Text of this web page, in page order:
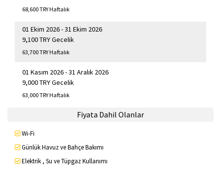
68,600 TRY Haftalık
01 Ekim 2026 - 31 Ekim 2026
9,100 TRY Gecelik
63,700 TRY Haftalık
01 Kasım 2026 - 31 Aralık 2026
9,000 TRY Gecelik
63,000 TRY Haftalık
Fiyata Dahil Olanlar
Wi-Fi
Günlük Havuz ve Bahçe Bakımı
Elektrik , Su ve Tüpgaz Kullanımı